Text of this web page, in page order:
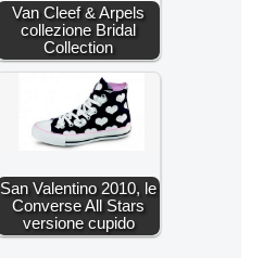
Van Cleef & Arpels
collezione Bridal
Collection
San Valentino 2010, le
Converse All Stars
versione cupido